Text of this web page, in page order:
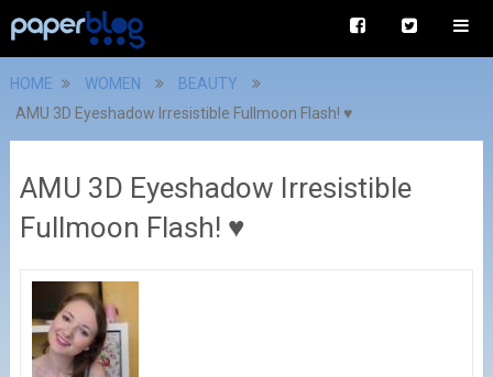
HOME WOMEN
BEAUTY
AMU 3D Eyeshadow Irresistible Fullmoon Flash! ♥
AMU 3D Eyeshadow Irresistible
Fullmoon Flash! ♥